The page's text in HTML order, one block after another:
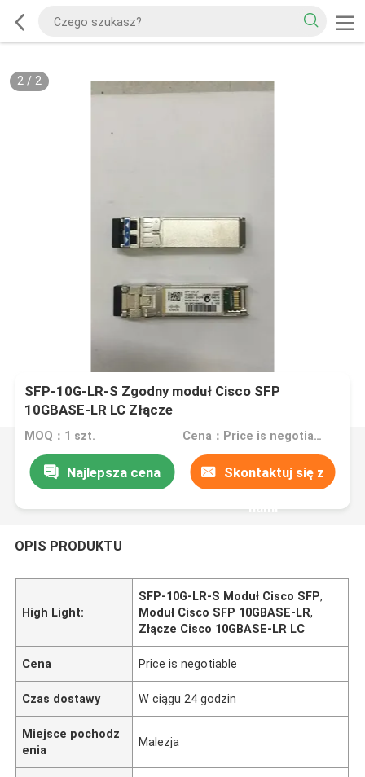
2/ 2
SFP-10G-LR-S Zgodny moduł Cisco SFP
10GBASE-LR LC Złącze
MOQ：1 szt. Cena：Price is negotiable
Najlepsza cena Skontaktuj się z
nami
OPIS PRODUKTU
High Light:
SFP-10G-LR-S Moduł Cisco SFP,
Moduł Cisco SFP 10GBASE-LR,
Złącze Cisco 10GBASE-LR LC
Cena Price is negotiable
Czas dostawy W ciągu 24 godzin
Miejsce pochodz
enia
Malezja